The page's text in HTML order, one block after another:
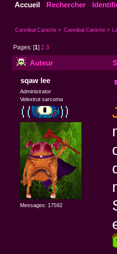
Accueil Rechercher
Cannibal Caniche » Cannibal Caniche»
Pages: [1]2 3
Auteur
sqaw lee
Administrator
Velextrut sarcoma
Messages: 17592